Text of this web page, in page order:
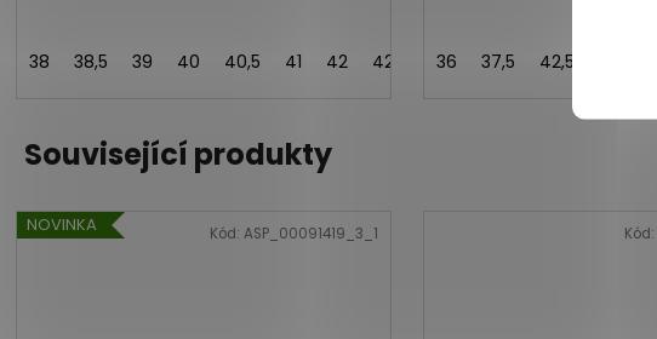
38 38,5 39 40 40,5 41 42 42,5 43
36 37,5 42,5
Související produkty
NOVINKA Kód: ASP_00091419_3_1 Kód: